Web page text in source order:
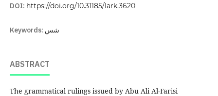
DOI: https://doi.org/10.31185/lark.3620
Keywords: شس
ABSTRACT
The grammatical rulings issued by Abu Ali Al-Farisi